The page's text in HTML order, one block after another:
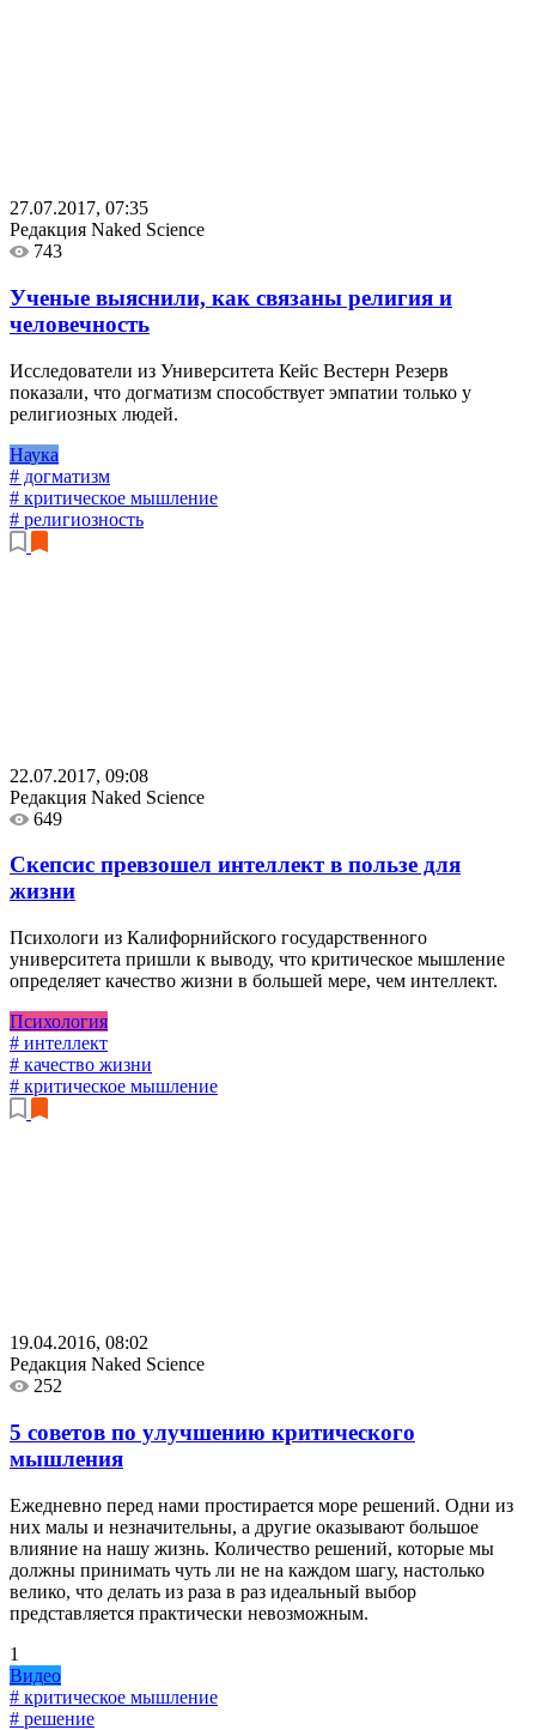
27.07.2017, 07:35
Редакция Naked Science
743
Ученые выяснили, как связаны религия и
человечность
Исследователи из Университета Кейс Вестерн Резерв
показали, что догматизм способствует эмпатии только у
религиозных людей.
Наука
# догматизм
# критическое мышление
# религиозность
22.07.2017, 09:08
Редакция Naked Science
649
Скепсис превзошел интеллект в пользе для
жизни
Психологи из Калифорнийского государственного
университета пришли к выводу, что критическое мышление
определяет качество жизни в большей мере, чем интеллект.
Психология
# интеллект
# качество жизни
# критическое мышление
19.04.2016, 08:02
Редакция Naked Science
252
5 советов по улучшению критического
мышления
Ежедневно перед нами простирается море решений. Одни из
них малы и незначительны, а другие оказывают большое
влияние на нашу жизнь. Количество решений, которые мы
должны принимать чуть ли не на каждом шагу, настолько
велико, что делать из раза в раз идеальный выбор
представляется практически невозможным.
1
Видео
# критическое мышление
# решение